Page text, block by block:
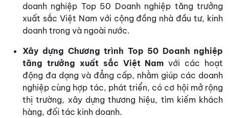
doanh nghiệp Top 50 Doanh nghiệp tăng trưởng
xuất sắc Việt Nam với cộng đồng nhà đầu tư, kinh
doanh trong và ngoài nước.
Xây dựng Chương trình Top 50 Doanh nghiệp
tăng trưởng xuất sắc Việt Nam với các hoạt
động đa dạng và đẳng cấp, nhằm giúp các doanh
nghiệp cùng hợp tác, phát triển, có cơ hội mở rộng
thị trường, xây dựng thương hiệu, tìm kiếm khách
hàng, đối tác kinh doanh.